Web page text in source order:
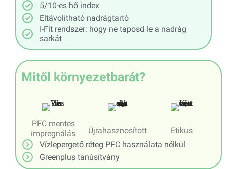
5/10-es hő index
Eltávolítható nadrágtartó
I-Fit rendszer: hogy ne taposd le a nadrág
sarkát
Mitől környezetbarát?
PFC mentes
impregnálás
Újrahasznosított
Etikus
Vízlepergető réteg PFC használata nélkül
Greenplus tanúsítvány